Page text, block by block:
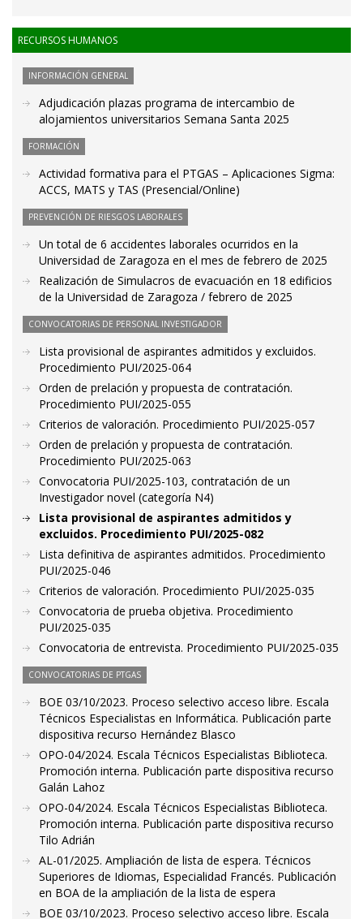
RECURSOS HUMANOS
INFORMACIÓN GENERAL
Adjudicación plazas programa de intercambio de
alojamientos universitarios Semana Santa 2025
FORMACIÓN
Actividad formativa para el PTGAS – Aplicaciones Sigma:
ACCS, MATS y TAS (Presencial/Online)
PREVENCIÓN DE RIESGOS LABORALES
Un total de 6 accidentes laborales ocurridos en la
Universidad de Zaragoza en el mes de febrero de 2025
Realización de Simulacros de evacuación en 18 edificios
de la Universidad de Zaragoza / febrero de 2025
CONVOCATORIAS DE PERSONAL INVESTIGADOR
Lista provisional de aspirantes admitidos y excluidos.
Procedimiento PUI/2025-064
Orden de prelación y propuesta de contratación.
Procedimiento PUI/2025-055
Criterios de valoración. Procedimiento PUI/2025-057
Orden de prelación y propuesta de contratación.
Procedimiento PUI/2025-063
Convocatoria PUI/2025-103, contratación de un
Investigador novel (categoría N4)
Lista provisional de aspirantes admitidos y
excluidos. Procedimiento PUI/2025-082
Lista definitiva de aspirantes admitidos. Procedimiento
PUI/2025-046
Criterios de valoración. Procedimiento PUI/2025-035
Convocatoria de prueba objetiva. Procedimiento
PUI/2025-035
Convocatoria de entrevista. Procedimiento PUI/2025-035
CONVOCATORIAS DE PTGAS
BOE 03/10/2023. Proceso selectivo acceso libre. Escala
Técnicos Especialistas en Informática. Publicación parte
dispositiva recurso Hernández Blasco
OPO-04/2024. Escala Técnicos Especialistas Biblioteca.
Promoción interna. Publicación parte dispositiva recurso
Galán Lahoz
OPO-04/2024. Escala Técnicos Especialistas Biblioteca.
Promoción interna. Publicación parte dispositiva recurso
Tilo Adrián
AL-01/2025. Ampliación de lista de espera. Técnicos
Superiores de Idiomas, Especialidad Francés. Publicación
en BOA de la ampliación de la lista de espera
BOE 03/10/2023. Proceso selectivo acceso libre. Escala